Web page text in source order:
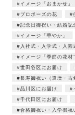
イメージ「おまかせ」
プロポーズの花
記念日御祝い・結婚記
イメージ「華やか」
入社式・入学式・入
イメージ「季節の花材
世田谷区にお届け
長寿御祝い（還暦・古
品川区にお届け
千代田区にお届け
合格御祝い・入学御祝